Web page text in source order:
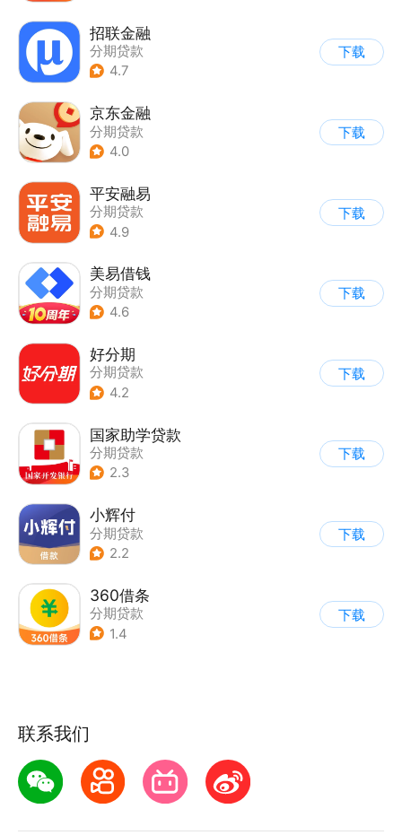
招联金融
分期贷款
4.7
下载
京东金融
分期贷款
4.0
下载
平安融易
分期贷款
4.9
下载
美易借钱
分期贷款
4.6
下载
好分期
分期贷款
4.2
下载
国家助学贷款
分期贷款
2.3
下载
小辉付
分期贷款
2.2
下载
360借条
分期贷款
1.4
下载
联系我们